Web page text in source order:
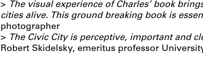
> The visual experience of Charles’ book
cities alive. This ground breaking book is
photographer
> The Civic City is perceptive, important and
Robert Skidelsky, emeritus professor